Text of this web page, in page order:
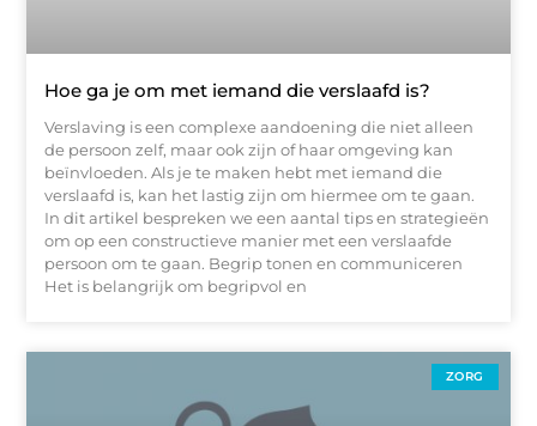
Hoe ga je om met iemand die verslaafd is?
Verslaving is een complexe aandoening die niet alleen
de persoon zelf, maar ook zijn of haar omgeving kan
beïnvloeden. Als je te maken hebt met iemand die
verslaafd is, kan het lastig zijn om hiermee om te gaan.
In dit artikel bespreken we een aantal tips en strategieën
om op een constructieve manier met een verslaafde
persoon om te gaan. Begrip tonen en communiceren
Het is belangrijk om begripvol en
ZORG